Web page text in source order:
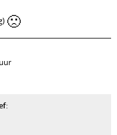
🙁
: